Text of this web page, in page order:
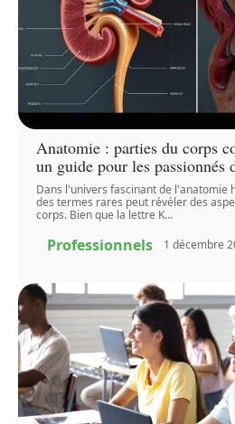
Anatomie : parties du corps
un guide pour les passionnés
Dans l'univers fascinant de l'anatomie
des termes rares peut révéler des
corps. Bien que la lettre K…
Professionnels 1 décembre